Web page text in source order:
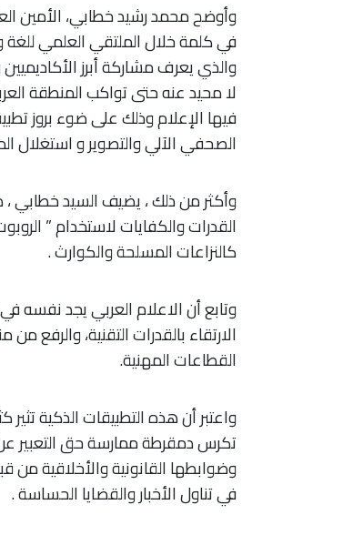
وأوضح محمد رشيد خطابي، الأمين
في كلمة خلال الملتقي العلمي للغة
والذي يعرف مشاركة أبرز الأكاديميين
لا محيد عنه حتى تواكب المنطقة
فيها الإعلام وذلك على ضوء بروز
الصحفي الآلي والتصوير و استغلال
وأكثر من ذلك ، يضيف السيد خطابي ،
القدرات والكفايات لاستخدام ”
كالنزاعات المسلحة والكوارث .
وتابع أن الاعلام العربي يجد
الارتقاء بالقدرات التقنية،
القطاعات المهنية.
واعتبر أن هذه التطبيقات الذكية
تكرس دمقرطة ممارسة حق التعبير
وضوابطها القانونية والأخلاقية من
في تناول الأخبار والقضايا الحساسة .